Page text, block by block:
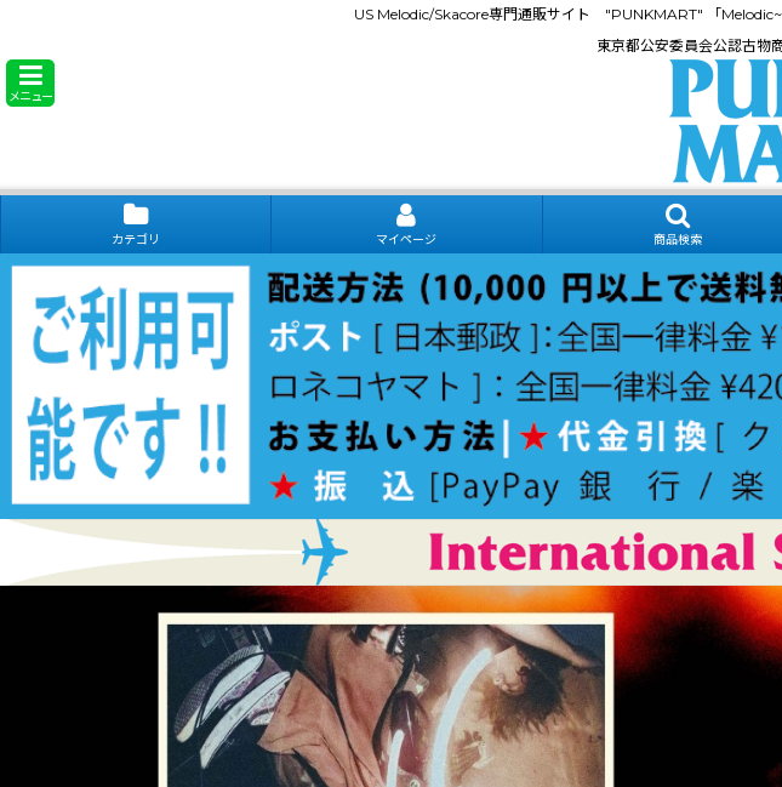
US Melodic/Skacore専門通販サイト "PUNKMART" 「
東京都公安委員会公認古物
メニュー
カテゴリ マイページ 商品検索